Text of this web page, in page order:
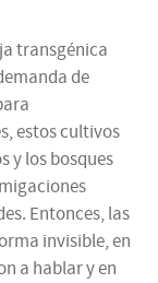
transgénica
de
estos cultivos
y los bosques
Entonces, las
invisible, en
a hablar y en